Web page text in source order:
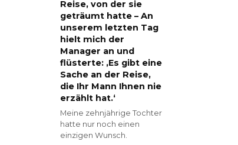
Reise, von der sie
geträumt hatte – An
unserem letzten Tag
hielt mich der
Manager an und
flüsterte: ‚Es gibt eine
Sache an der Reise,
die Ihr Mann Ihnen nie
erzählt hat.‘
Meine zehnjährige Tochter
hatte nur noch einen
einzigen Wunsch.